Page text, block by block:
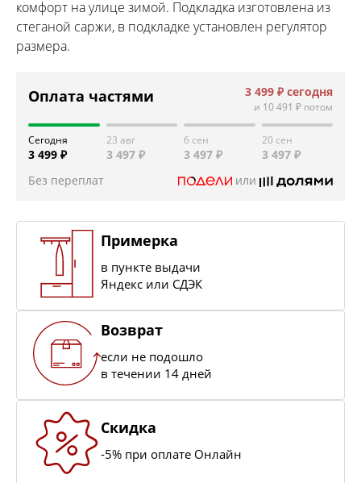
комфорт на улице зимой. Подкладка изготовлена из
стеганой саржи, в подкладке установлен регулятор
размера.
Оплата частями 3 499 ₽ сегодня
и 10 491 ₽ потом
Сегодня
3 499 ₽
23 авг
3 497 ₽
6 сен
3 497 ₽
20 сен
3 497 ₽
Без переплат
или
Примерка
в пункте выдачи
Яндекс или СДЭК
Возврат
если не подошло
в течении 14 дней
Скидка
-5% при оплате Онлайн